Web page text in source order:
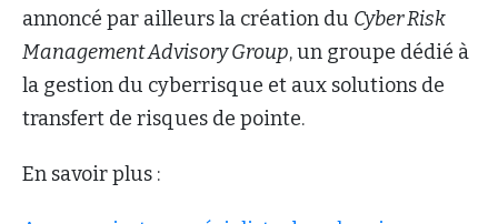
annoncé par ailleurs la création du Cyber Risk
Management Advisory Group, un groupe dédié à
la gestion du cyberrisque et aux solutions de
transfert de risques de pointe.
En savoir plus :